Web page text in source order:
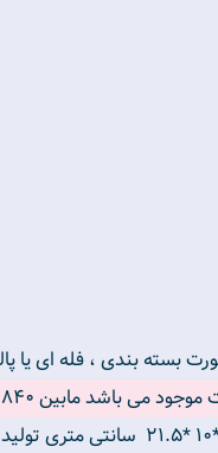
بسته بندی ، فله ای
مابین ۸۴۰ تا ۹۲۰ عدد می باشد
. این نوع آجرها در